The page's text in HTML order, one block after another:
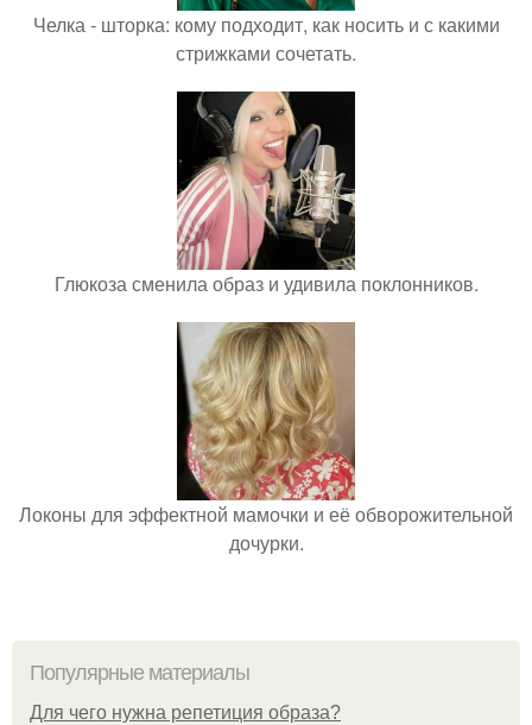
Челка - шторка: кому подходит, как носить и с какими
стрижками сочетать.
Глюкоза сменила образ и удивила поклонников.
Локоны для эффектной мамочки и её обворожительной
дочурки.
Популярные материалы
Для чего нужна репетиция образа?